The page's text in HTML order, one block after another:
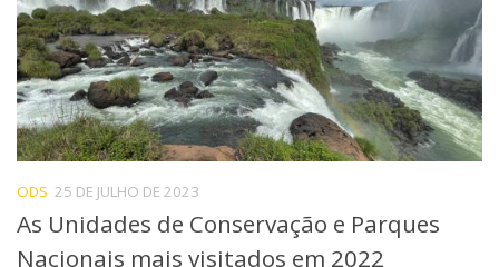
ODS 25 DE JULHO DE 2023
As Unidades de Conservação e Parques
Nacionais mais visitados em 2022